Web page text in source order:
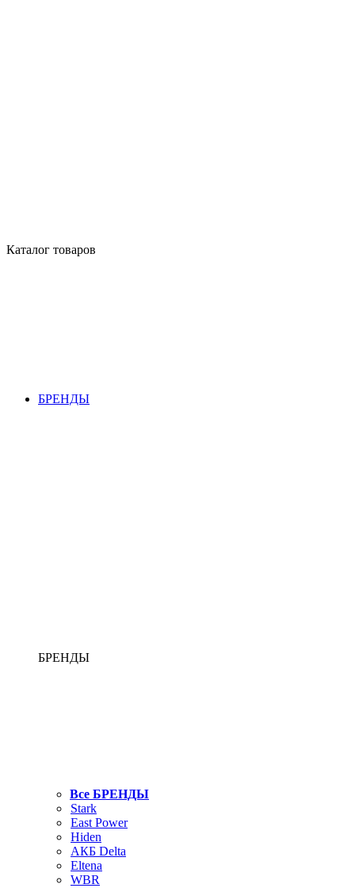
Каталог товаров
БРЕНДЫ
БРЕНДЫ
Все БРЕНДЫ
Stark
East Power
Hiden
АКБ Delta
Eltena
WBR